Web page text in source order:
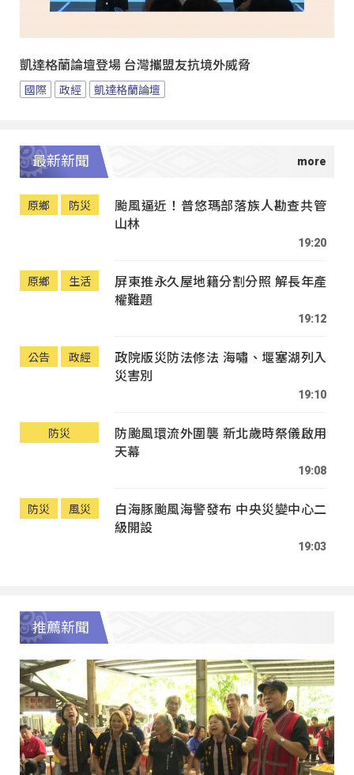
凱達格蘭論壇登場 台灣攜盟友抗境外威脅
國際 政經 凱達格蘭論壇
最新新聞
原鄉 防災
颱風逼近！普悠瑪部落族人勘查共管
山林
19:20
原鄉 生活
屏東推永久屋地籍分割分照 解長年產
權難題
19:12
公告 政經
政院版災防法修法 海嘯、堰塞湖列入
災害別
19:10
防災
防颱風環流外圍襲 新北歲時祭儀啟用
天幕
19:08
防災 風災
白海豚颱風海警發布 中央災變中心二
級開設
19:03
推薦新聞